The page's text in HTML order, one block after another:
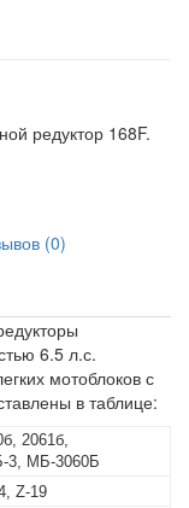
редуктор 168F.
(0)
6.5 л.с.
мотоблоков с
в таблице:
2061б,
3, МБ-3060Б
Z-19